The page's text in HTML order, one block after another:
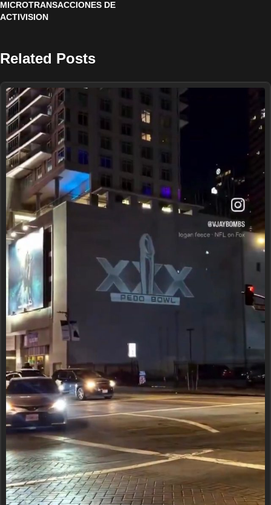
MICROTRANSACCIONES DE
ACTIVISION
Related Posts